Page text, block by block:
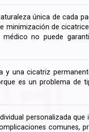
única de cada
de
no puede
y una cicatriz
es un problema de
personalizada que
comunes,